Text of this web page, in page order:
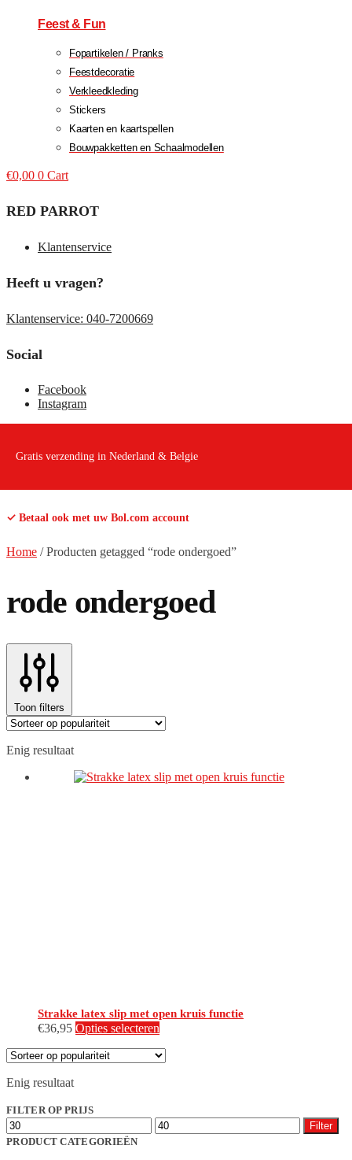
Feest & Fun
Fopartikelen / Pranks
Feestdecoratie
Verkleedkleding
Stickers
Kaarten en kaartspellen
Bouwpakketten en Schaalmodellen
€0,00 0 Cart
RED PARROT
Klantenservice
Heeft u vragen?
Klantenservice: 040-7200669
Social
Facebook
Instagram
Gratis verzending in Nederland & Belgie
✓ Betaal ook met uw Bol.com account
Home /Producten getagged “rode ondergoed”
rode ondergoed
Toon filters
Enig resultaat
Strakke latex slip met open kruis functie
€36,95 Opties selecteren
heeft
kan
Enig resultaat
FILTER OP PRIJS
Min.
prijs
Max.
prijs
Filter
PRODUCT CATEGORIEËN